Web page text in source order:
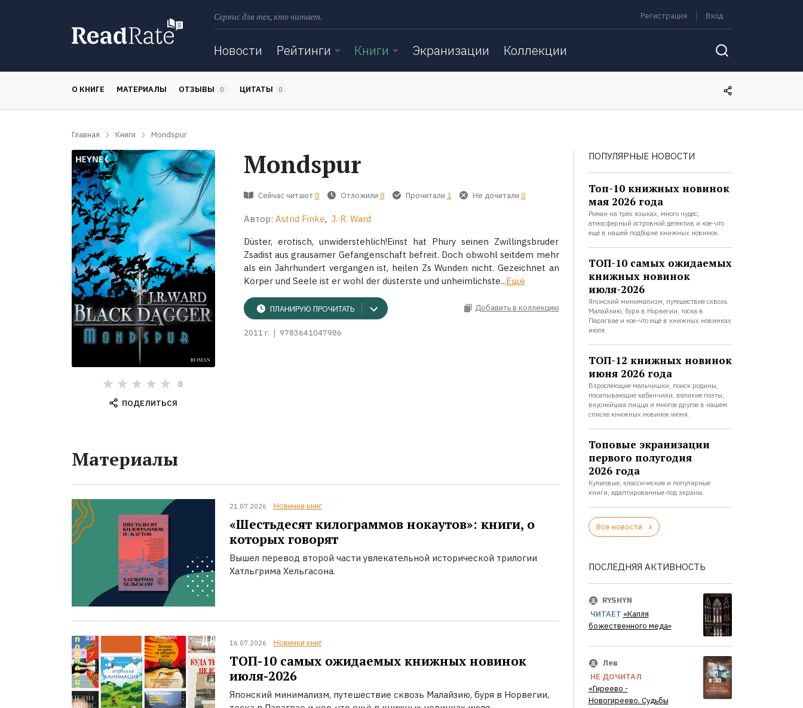
Сервис для тех, кто читает. Регистрация Вход
Новости Рейтинги Книги Экранизации Коллекции
О КНИГЕ МАТЕРИАЛЫ ОТЗЫВЫ 0 ЦИТАТЫ 0
Главная Книги Mondspur
0
ПОДЕЛИТЬСЯ
Mondspur
Сейчас читают 0 Отложили 0 Прочитали 1 Не дочитали 0
Автор: Astrid Finke, J. R. Ward
Düster, erotisch, unwiderstehlich!Einst hat Phury seinen Zwillingsbruder
Zsadist aus grausamer Gefangenschaft befreit. Doch obwohl seitdem mehr
als ein Jahrhundert vergangen ist, heilen Zs Wunden nicht. Gezeichnet an
Körper und Seele ist er wohl der düsterste und unheimlichste...Ещё
ПЛАНИРУЮ ПРОЧИТАТЬ Добавить в коллекцию
2011 г. 9783641047986
Материалы
21.07.2026 Новинки книг
«Шестьдесят килограммов нокаутов»: книги, о
которых говорят
Вышел перевод второй части увлекательной исторической трилогии
Хатльгрима Хельгасона.
16.07.2026 Новинки книг
ТОП-10 самых ожидаемых книжных новинок
июля-2026
Японский минимализм, путешествие сквозь Малайзию, буря в Норвегии,
ПОПУЛЯРНЫЕ НОВОСТИ
Топ-10 книжных новинок
мая 2026 года
Роман на трёх языках, много чудес,
атмосферный островной детектив и кое-что
ещё в нашей подборке книжных новинок.
ТОП-10 самых ожидаемых
книжных новинок
июля-2026
Японский минимализм, путешествие сквозь
Малайзию, буря в Норвегии, тоска в
Парагвае и кое-что ещё в книжных новинках
июля.
ТОП-12 книжных новинок
июня 2026 года
Взрослеющие мальчишки, поиск родины,
посапывающие кабанчики, великие поэты,
вкуснейшая пицца и многое другое в нашем
списке книжных новинок июня.
Топовые экранизации
первого полугодия
2026 года
Культовые, классические и популярные
книги, адаптированные под экраны.
Все новости
ПОСЛЕДНЯЯ АКТИВНОСТЬ
RYSHYN
ЧИТАЕТ «Капля
божественного меда»
Лев
НЕ ДОЧИТАЛ
«Гиреево -
Новогиреево. Судьбы